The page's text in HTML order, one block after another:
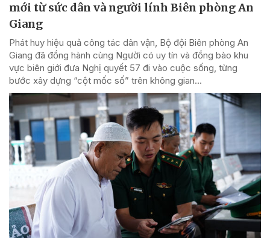
mới từ sức dân và người lính Biên phòng An
Giang
Phát huy hiệu quả công tác dân vận, Bộ đội Biên phòng An
Giang đã đồng hành cùng Người có uy tín và đồng bào khu
vực biên giới đưa Nghị quyết 57 đi vào cuộc sống, từng
bước xây dựng “cột mốc số” trên không gian...